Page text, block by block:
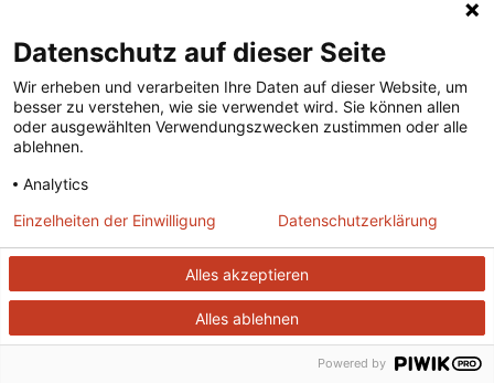
November 2019
Oktober 2019
September 2019
August 2019
Juli 2019
Juni 2019
Mai 2019
April 2019
Februar 2019
Januar 2019
Datenschutz auf dieser Seite
Wir erheben und verarbeiten Ihre Daten auf dieser Website, um
besser zu verstehen, wie sie verwendet wird. Sie können allen
oder ausgewählten Verwendungszwecken zustimmen oder alle
ablehnen.
Analytics
Alles akzeptieren
Alles ablehnen
Einzelheiten der Einwilligung Datenschutzerklärung
Powered by